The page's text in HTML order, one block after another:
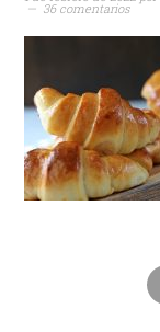
36 comentarios